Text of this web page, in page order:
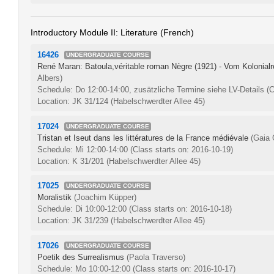
Introductory Module II: Literature (French)
16426 UNDERGRADUATE COURSE
René Maran: Batoula,véritable roman Nègre (1921) - Vom
Albers)
Schedule: Do 12:00-14:00, zusätzliche Termine siehe LV-Details
Location: JK 31/124 (Habelschwerdter Allee 45)
17024 UNDERGRADUATE COURSE
Tristan et Iseut dans les littératures de la France médiévale (Gaia
Schedule: Mi 12:00-14:00 (Class starts on: 2016-10-19)
Location: K 31/201 (Habelschwerdter Allee 45)
17025 UNDERGRADUATE COURSE
Moralistik (Joachim Küpper)
Schedule: Di 10:00-12:00 (Class starts on: 2016-10-18)
Location: JK 31/239 (Habelschwerdter Allee 45)
17026 UNDERGRADUATE COURSE
Poetik des Surrealismus (Paola Traverso)
Schedule: Mo 10:00-12:00 (Class starts on: 2016-10-17)